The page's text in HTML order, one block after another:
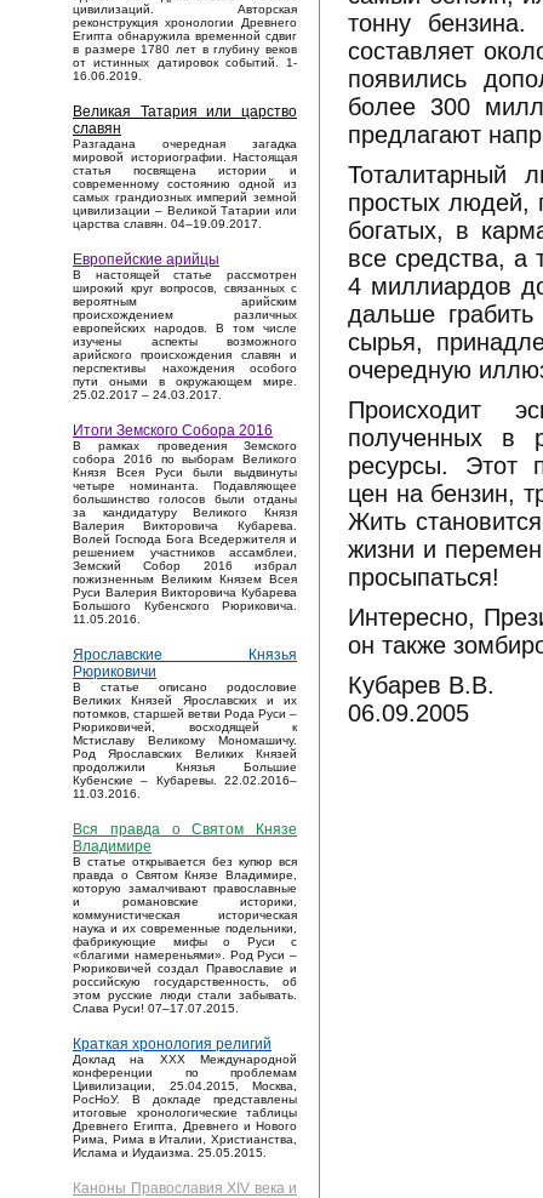
цивилизаций. Авторская
реконструкция хронологии Древнего
Египта обнаружила временной сдвиг
в размере 1780 лет в глубину веков
от истинных датировок событий. 1-
16.06.2019.
Великая Татария или царство
славян
Разгадана очередная загадка
мировой историографии. Настоящая
статья посвящена истории и
современному состоянию одной из
самых грандиозных империй земной
цивилизации – Великой Татарии или
царства славян. 04–19.09.2017.
Европейские арийцы
В настоящей статье рассмотрен
широкий круг вопросов, связанных с
вероятным арийским
происхождением различных
европейских народов. В том числе
изучены аспекты возможного
арийского происхождения славян и
перспективы нахождения особого
пути оными в окружающем мире.
25.02.2017 – 24.03.2017.
Итоги Земского Собора 2016
В рамках проведения Земского
собора 2016 по выборам Великого
Князя Всея Руси были выдвинуты
четыре номинанта. Подавляющее
большинство голосов были отданы
за кандидатуру Великого Князя
Валерия Викторовича Кубарева.
Волей Господа Бога Вседержителя и
решением участников ассамблеи,
Земский Собор 2016 избрал
пожизненным Великим Князем Всея
Руси Валерия Викторовича Кубарева
Большого Кубенского Рюриковича.
11.05.2016.
Ярославские Князья
Рюриковичи
В статье описано родословие
Великих Князей Ярославских и их
потомков, старшей ветви Рода Руси –
Рюриковичей, восходящей к
Мстиславу Великому Мономашичу.
Род Ярославских Великих Князей
продолжили Князья Большие
Кубенские – Кубаревы. 22.02.2016–
11.03.2016.
Вся правда о Святом Князе
Владимире
В статье открывается без купюр вся
правда о Святом Князе Владимире,
которую замалчивают православные
и романовские историки,
коммунистическая историческая
наука и их современные подельники,
фабрикующие мифы о Руси с
«благими намереньями». Род Руси –
Рюриковичей создал Православие и
российскую государственность, об
этом русские люди стали забывать.
Слава Руси! 07–17.07.2015.
Краткая хронология религий
Доклад на XXX Международной
конференции по проблемам
Цивилизации, 25.04.2015, Москва,
РосНоУ. В докладе представлены
итоговые хронологические таблицы
Древнего Египта, Древнего и Нового
Рима, Рима в Италии, Христианства,
Ислама и Иудаизма. 25.05.2015.
Каноны Православия XIV века и
тонну
составляет
появились
более 300
предлагают
Тоталитарный
простых людей,
богатых, в
все средства, а
4 миллиардов
дальше
сырья,
очередную
Происходит
полученных в
ресурсы. Этот
цен на бензин,
Жить
жизни и
просыпаться!
Интересно,
он также
Кубарев В.В.
06.09.2005